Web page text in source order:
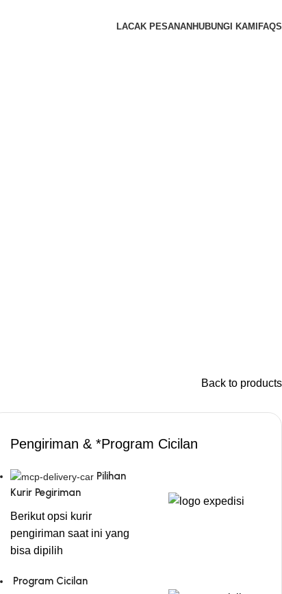
LACAK PESANAN HUBUNGI KAMI FAQS
Back to products
Pengiriman & *Program Cicilan
Pilihan
Kurir Pegiriman
Berikut opsi kurir
pengiriman saat ini yang
bisa dipilih
Program Cicilan